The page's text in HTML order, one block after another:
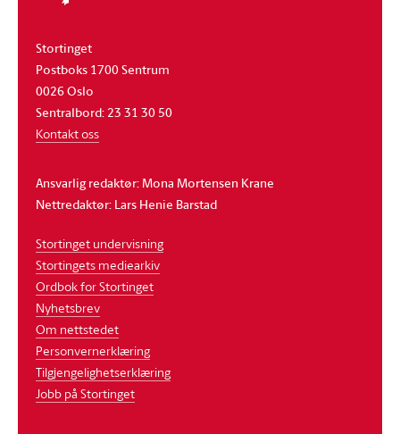
Stortinget
Postboks 1700 Sentrum
0026 Oslo
Sentralbord: 23 31 30 50
Kontakt oss
Ansvarlig redaktør: Mona Mortensen Krane
Nettredaktør: Lars Henie Barstad
Stortinget undervisning
Stortingets mediearkiv
Ordbok for Stortinget
Nyhetsbrev
Om nettstedet
Personvernerklæring
Tilgjengelighetserklæring
Jobb på Stortinget